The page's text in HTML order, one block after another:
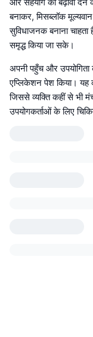
बनाकर, मिसब्लॉक
सुविधाजनक बनाना चाहता
समृद्ध किया जा सके।
अपनी पहुँच और
एप्लिकेशन पेश किया। यह
जिससे व्यक्ति कहीं से
उपयोगकर्ताओं के लिए